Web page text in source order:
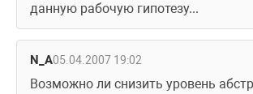
данную рабочую гипотезу...
N_A05.04.2007 19:02
Возможно ли снизить уровень